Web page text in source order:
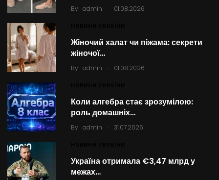
By admin . 01.08.2026
Жіночий халат чи піжама: секрети
жіночої…
By admin . 01.08.2026
Коли алгебра стає зрозумілою:
роль домашніх…
By admin . 31.07.2026
Україна отримала €3,47 млрд у
межах…